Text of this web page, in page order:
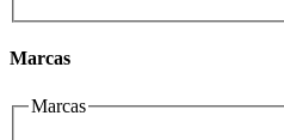
Marcas
Marcas